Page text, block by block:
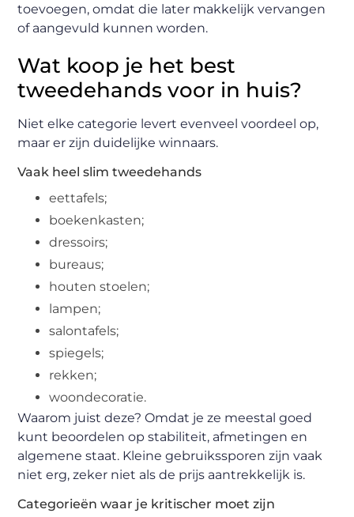
toevoegen, omdat die later makkelijk vervangen
of aangevuld kunnen worden.
Wat koop je het best
tweedehands voor in huis?
Niet elke categorie levert evenveel voordeel op,
maar er zijn duidelijke winnaars.
Vaak heel slim tweedehands
eettafels;
boekenkasten;
dressoirs;
bureaus;
houten stoelen;
lampen;
salontafels;
spiegels;
rekken;
woondecoratie.
Waarom juist deze? Omdat je ze meestal goed
kunt beoordelen op stabiliteit, afmetingen en
algemene staat. Kleine gebruikssporen zijn vaak
niet erg, zeker niet als de prijs aantrekkelijk is.
Categorieën waar je kritischer moet zijn